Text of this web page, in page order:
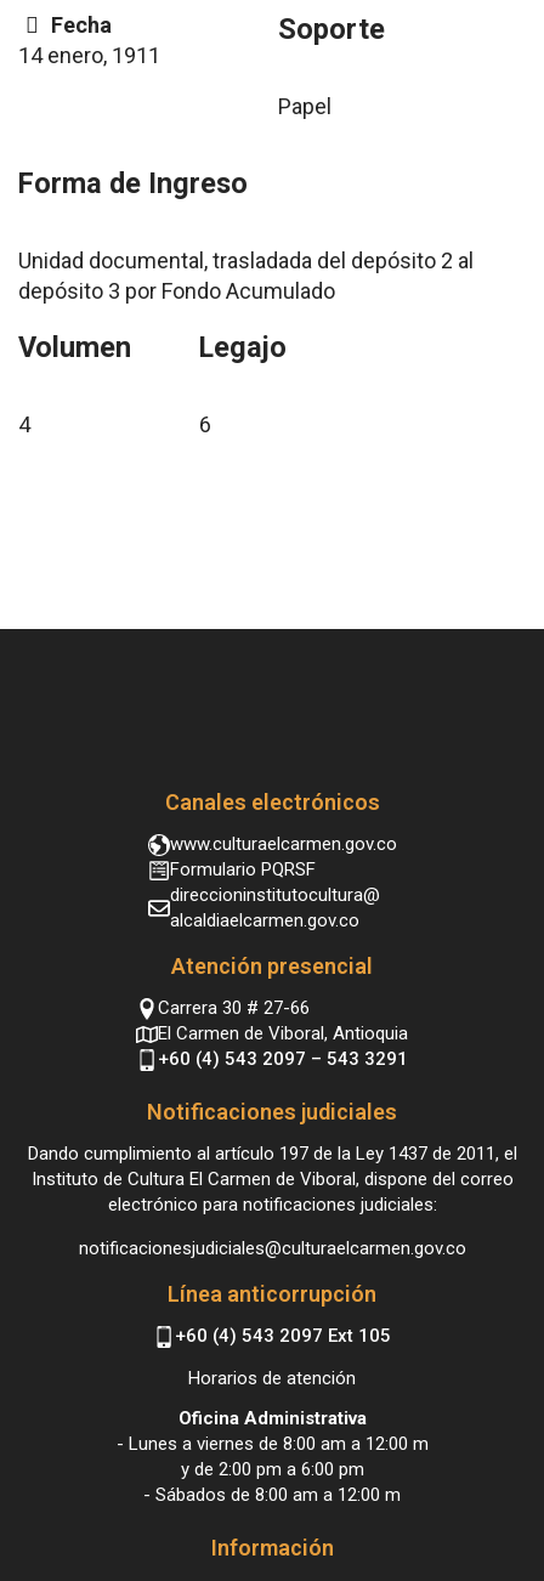
Fecha
14 enero, 1911
Soporte
Papel
Forma de Ingreso
Unidad documental, trasladada del depósito 2 al
depósito 3 por Fondo Acumulado
Volumen
4
Legajo
6
Canales electrónicos
www.culturaelcarmen.gov.co
Formulario PQRSF
direccioninstitutocultura@
alcaldiaelcarmen.gov.co
Atención presencial
Carrera 30 # 27-66
El Carmen de Viboral, Antioquia
+60 (4) 543 2097 – 543 3291
Notificaciones judiciales
Dando cumplimiento al artículo 197 de la Ley 1437 de 2011, el
Instituto de Cultura El Carmen de Viboral, dispone del correo
electrónico para notificaciones judiciales:
notificacionesjudiciales@culturaelcarmen.gov.co
Línea anticorrupción
+60 (4) 543 2097 Ext 105
Horarios de atención
Oficina Administrativa
- Lunes a viernes de 8:00 am a 12:00 m
y de 2:00 pm a 6:00 pm
- Sábados de 8:00 am a 12:00 m
Información